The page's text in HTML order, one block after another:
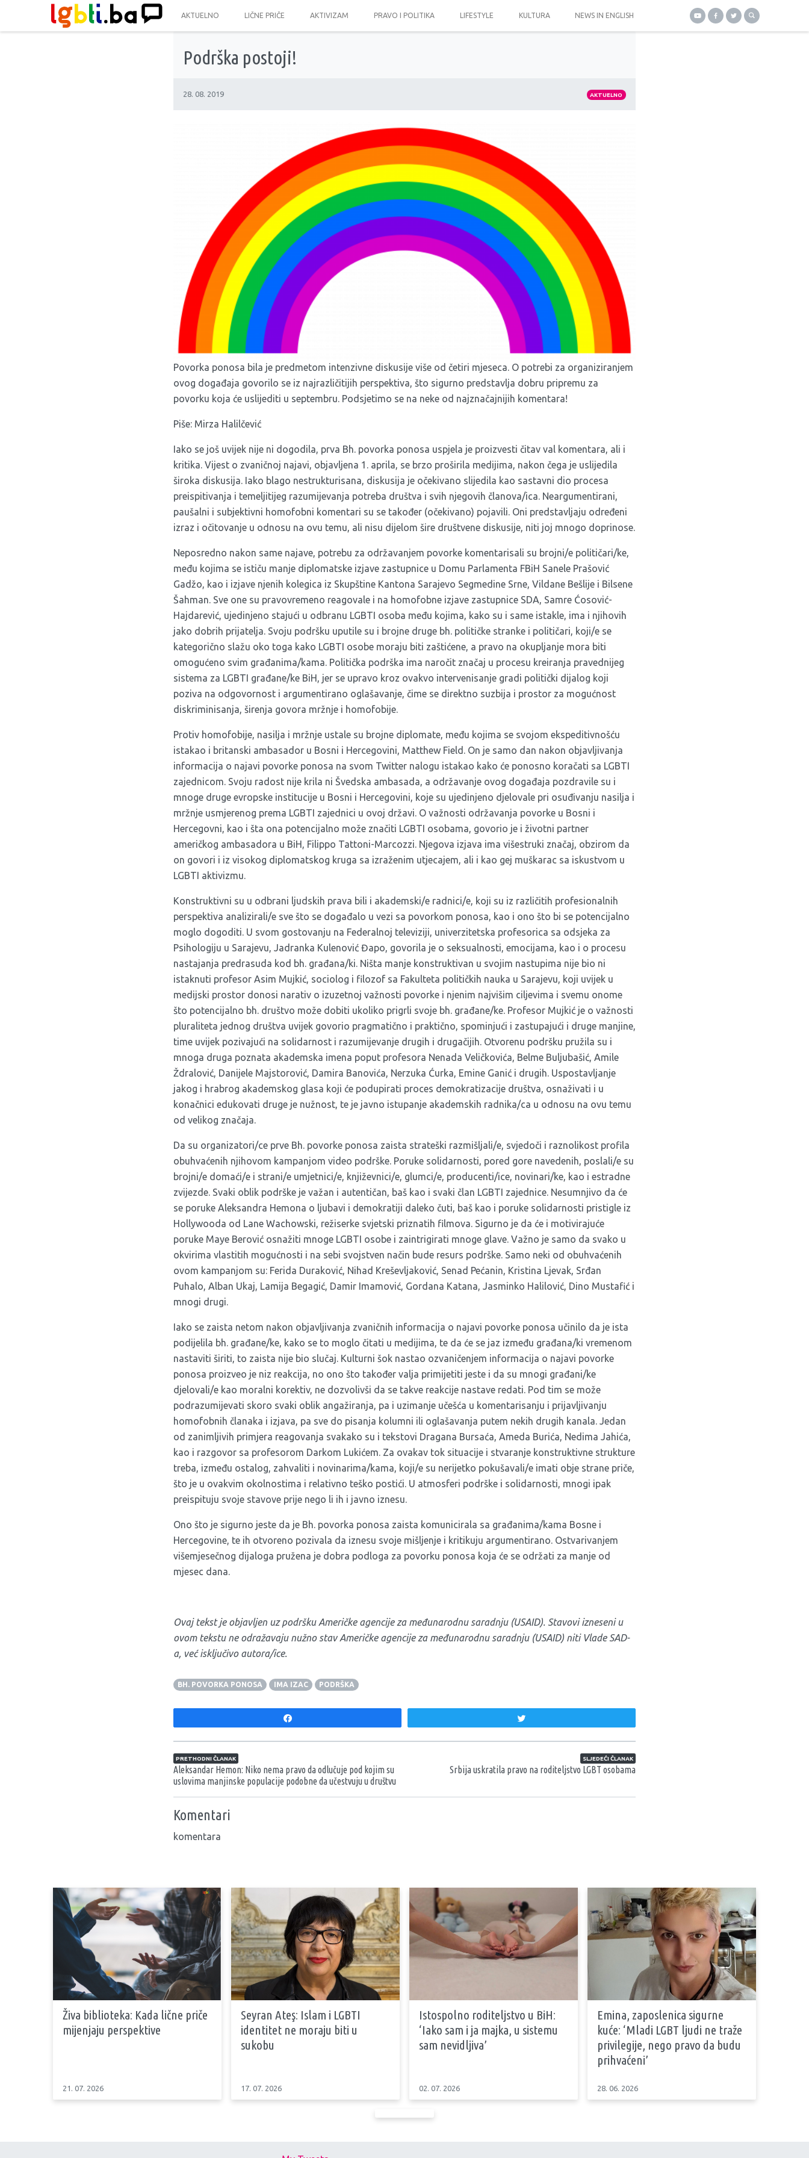
AKTUELNO LIČNE PRIČE AKTIVIZAM PRAVO I POLITIKA LIFESTYLE KULTURA NEWS IN ENGLISH
Podrška postoji!
28. 08. 2019 AKTUELNO
Povorka ponosa bila je predmetom intenzivne diskusije više od četiri mjeseca. O potrebi za organiziranjem
ovog događaja govorilo se iz najrazličitijih perspektiva, što sigurno predstavlja dobru pripremu za
povorku koja će uslijediti u septembru. Podsjetimo se na neke od najznačajnijih komentara!
Piše: Mirza Halilčević
Iako se još uvijek nije ni dogodila, prva Bh. povorka ponosa uspjela je proizvesti čitav val komentara, ali i
kritika. Vijest o zvaničnoj najavi, objavljena 1. aprila, se brzo proširila medijima, nakon čega je uslijedila
široka diskusija. Iako blago nestrukturisana, diskusija je očekivano slijedila kao sastavni dio procesa
preispitivanja i temeljitijeg razumijevanja potreba društva i svih njegovih članova/ica. Neargumentirani,
paušalni i subjektivni homofobni komentari su se također (očekivano) pojavili. Oni predstavljaju određeni
izraz i očitovanje u odnosu na ovu temu, ali nisu dijelom šire društvene diskusije, niti joj mnogo doprinose.
Neposredno nakon same najave, potrebu za održavanjem povorke komentarisali su brojni/e političari/ke,
među kojima se ističu manje diplomatske izjave zastupnice u Domu Parlamenta FBiH Sanele Prašović
Gadžo, kao i izjave njenih kolegica iz Skupštine Kantona Sarajevo Segmedine Srne, Vildane Bešlije i Bilsene
Šahman. Sve one su pravovremeno reagovale i na homofobne izjave zastupnice SDA, Samre Ćosović-
Hajdarević, ujedinjeno stajući u odbranu LGBTI osoba među kojima, kako su i same istakle, ima i njihovih
jako dobrih prijatelja. Svoju podršku uputile su i brojne druge bh. političke stranke i političari, koji/e se
kategorično slažu oko toga kako LGBTI osobe moraju biti zaštićene, a pravo na okupljanje mora biti
omogućeno svim građanima/kama. Politička podrška ima naročit značaj u procesu kreiranja pravednijeg
sistema za LGBTI građane/ke BiH, jer se upravo kroz ovakvo intervenisanje gradi politički dijalog koji
poziva na odgovornost i argumentirano oglašavanje, čime se direktno suzbija i prostor za mogućnost
diskriminisanja, širenja govora mržnje i homofobije.
Protiv homofobije, nasilja i mržnje ustale su brojne diplomate, među kojima se svojom ekspeditivnošću
istakao i britanski ambasador u Bosni i Hercegovini, Matthew Field. On je samo dan nakon objavljivanja
informacija o najavi povorke ponosa na svom Twitter nalogu istakao kako će ponosno koračati sa LGBTI
zajednicom. Svoju radost nije krila ni Švedska ambasada, a održavanje ovog događaja pozdravile su i
mnoge druge evropske institucije u Bosni i Hercegovini, koje su ujedinjeno djelovale pri osuđivanju nasilja i
mržnje usmjerenog prema LGBTI zajednici u ovoj državi. O važnosti održavanja povorke u Bosni i
Hercegovni, kao i šta ona potencijalno može značiti LGBTI osobama, govorio je i životni partner
američkog ambasadora u BiH, Filippo Tattoni-Marcozzi. Njegova izjava ima višestruki značaj, obzirom da
on govori i iz visokog diplomatskog kruga sa izraženim utjecajem, ali i kao gej muškarac sa iskustvom u
LGBTI aktivizmu.
Konstruktivni su u odbrani ljudskih prava bili i akademski/e radnici/e, koji su iz različitih profesionalnih
perspektiva analizirali/e sve što se događalo u vezi sa povorkom ponosa, kao i ono što bi se potencijalno
moglo dogoditi. U svom gostovanju na Federalnoj televiziji, univerzitetska profesorica sa odsjeka za
Psihologiju u Sarajevu, Jadranka Kulenović Đapo, govorila je o seksualnosti, emocijama, kao i o procesu
nastajanja predrasuda kod bh. građana/ki. Ništa manje konstruktivan u svojim nastupima nije bio ni
istaknuti profesor Asim Mujkić, sociolog i filozof sa Fakulteta političkih nauka u Sarajevu, koji uvijek u
medijski prostor donosi narativ o izuzetnoj važnosti povorke i njenim najvišim ciljevima i svemu onome
što potencijalno bh. društvo može dobiti ukoliko prigrli svoje bh. građane/ke. Profesor Mujkić je o važnosti
pluraliteta jednog društva uvijek govorio pragmatično i praktično, spominjući i zastupajući i druge manjine,
time uvijek pozivajući na solidarnost i razumijevanje drugih i drugačijih. Otvorenu podršku pružila su i
mnoga druga poznata akademska imena poput profesora Nenada Veličkovića, Belme Buljubašić, Amile
Ždralović, Danijele Majstorović, Damira Banovića, Nerzuka Ćurka, Emine Ganić i drugih. Uspostavljanje
jakog i hrabrog akademskog glasa koji će podupirati proces demokratizacije društva, osnaživati i u
konačnici edukovati druge je nužnost, te je javno istupanje akademskih radnika/ca u odnosu na ovu temu
od velikog značaja.
Da su organizatori/ce prve Bh. povorke ponosa zaista strateški razmišljali/e, svjedoči i raznolikost profila
obuhvaćenih njihovom kampanjom video podrške. Poruke solidarnosti, pored gore navedenih, poslali/e su
brojni/e domaći/e i strani/e umjetnici/e, književnici/e, glumci/e, producenti/ice, novinari/ke, kao i estradne
zvijezde. Svaki oblik podrške je važan i autentičan, baš kao i svaki član LGBTI zajednice. Nesumnjivo da će
se poruke Aleksandra Hemona o ljubavi i demokratiji daleko čuti, baš kao i poruke solidarnosti pristigle iz
Hollywooda od Lane Wachowski, režiserke svjetski priznatih filmova. Sigurno je da će i motivirajuće
poruke Maye Berović osnažiti mnoge LGBTI osobe i zaintrigirati mnoge glave. Važno je samo da svako u
okvirima vlastitih mogućnosti i na sebi svojstven način bude resurs podrške. Samo neki od obuhvaćenih
ovom kampanjom su: Ferida Duraković, Nihad Kreševljaković, Senad Pećanin, Kristina Ljevak, Srđan
Puhalo, Alban Ukaj, Lamija Begagić, Damir Imamović, Gordana Katana, Jasminko Halilović, Dino Mustafić i
mnogi drugi.
Iako se zaista netom nakon objavljivanja zvaničnih informacija o najavi povorke ponosa učinilo da je ista
podijelila bh. građane/ke, kako se to moglo čitati u medijima, te da će se jaz između građana/ki vremenom
nastaviti širiti, to zaista nije bio slučaj. Kulturni šok nastao ozvaničenjem informacija o najavi povorke
ponosa proizveo je niz reakcija, no ono što također valja primijetiti jeste i da su mnogi građani/ke
djelovali/e kao moralni korektiv, ne dozvolivši da se takve reakcije nastave redati. Pod tim se može
podrazumijevati skoro svaki oblik angažiranja, pa i uzimanje učešća u komentarisanju i prijavljivanju
homofobnih članaka i izjava, pa sve do pisanja kolumni ili oglašavanja putem nekih drugih kanala. Jedan
od zanimljivih primjera reagovanja svakako su i tekstovi Dragana Bursaća, Ameda Burića, Nedima Jahića,
kao i razgovor sa profesorom Darkom Lukićem. Za ovakav tok situacije i stvaranje konstruktivne strukture
treba, između ostalog, zahvaliti i novinarima/kama, koji/e su nerijetko pokušavali/e imati obje strane priče,
što je u ovakvim okolnostima i relativno teško postići. U atmosferi podrške i solidarnosti, mnogi ipak
preispituju svoje stavove prije nego li ih i javno iznesu.
Ono što je sigurno jeste da je Bh. povorka ponosa zaista komunicirala sa građanima/kama Bosne i
Hercegovine, te ih otvoreno pozivala da iznesu svoje mišljenje i kritikuju argumentirano. Ostvarivanjem
višemjesečnog dijaloga pružena je dobra podloga za povorku ponosa koja će se održati za manje od
mjesec dana.
Ovaj tekst je objavljen uz podršku Američke agencije za međunarodnu saradnju (USAID). Stavovi izneseni u
ovom tekstu ne odražavaju nužno stav Američke agencije za međunarodnu saradnju (USAID) niti Vlade SAD-
a, već isključivo autora/ice.
BH. POVORKA PONOSA IMA IZAC PODRŠKA
Navigacija članaka
PRETHODNI ČLANAK
Aleksandar Hemon: Niko nema pravo da odlučuje pod kojim su
uslovima manjinske populacije podobne da učestvuju u društvu
SLJEDEĆI ČLANAK
Srbija uskratila pravo na roditeljstvo LGBT osobama
Komentari
komentara
Živa biblioteka: Kada lične priče
mijenjaju perspektive
21. 07. 2026
Seyran Ateş: Islam i LGBTI
identitet ne moraju biti u
sukobu
17. 07. 2026
Istospolno roditeljstvo u BiH:
‘Iako sam i ja majka, u sistemu
sam nevidljiva’
02. 07. 2026
Emina, zaposlenica sigurne
kuće: ‘Mladi LGBT ljudi ne traže
privilegije, nego pravo da budu
prihvaćeni’
28. 06. 2026